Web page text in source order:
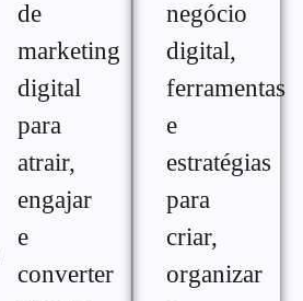
de
marketing
digital
para
atrair,
engajar
e
converter
negócio
digital,
ferramentas
e
estratégias
para
criar,
organizar